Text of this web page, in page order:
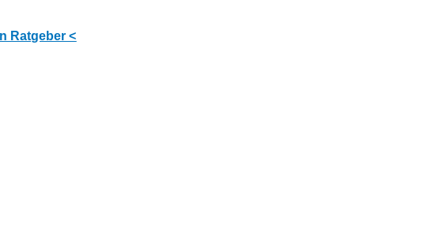
Ratgeber <